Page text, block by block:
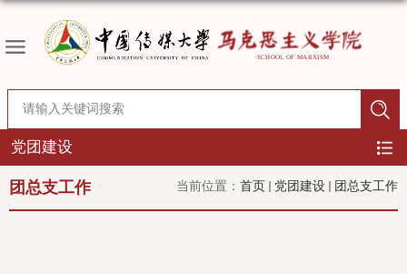
党团建设
当前位置： 首页 党团建设 团总支工作
团总支工作